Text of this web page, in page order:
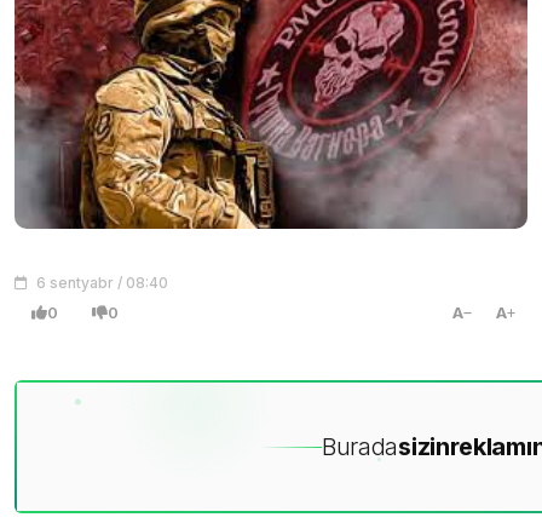
6 sentyabr / 08:40
0 0 A A
Buradasizin